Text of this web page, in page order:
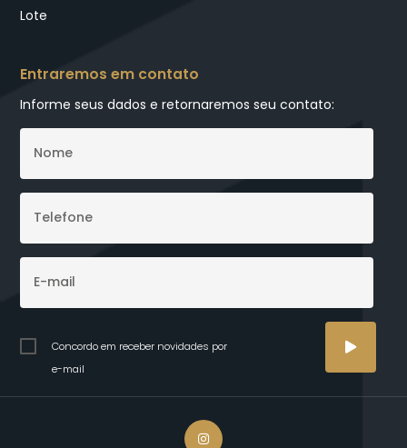
Lote
Entraremos em contato
Informe seus dados e retornaremos seu contato:
Concordo em receber novidades por
e-mail